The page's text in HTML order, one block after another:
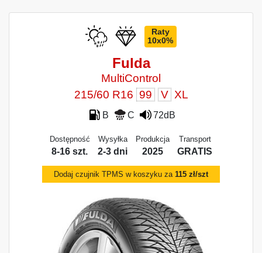
Raty
10x0%
Fulda
MultiControl
215/60 R16 99 V XL
B C 72dB
Dostępność
8-16 szt.
Wysyłka
2-3 dni
Produkcja
2025
Transport
GRATIS
Dodaj czujnik TPMS w koszyku za 115 zł/szt